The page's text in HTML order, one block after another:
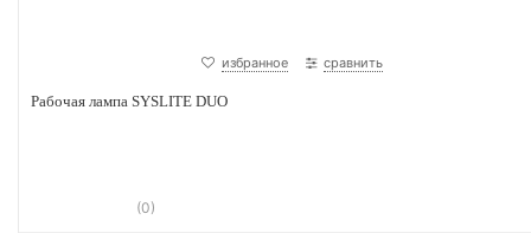
избранное сравнить
Рабочая лампа SYSLITE DUO
(0)